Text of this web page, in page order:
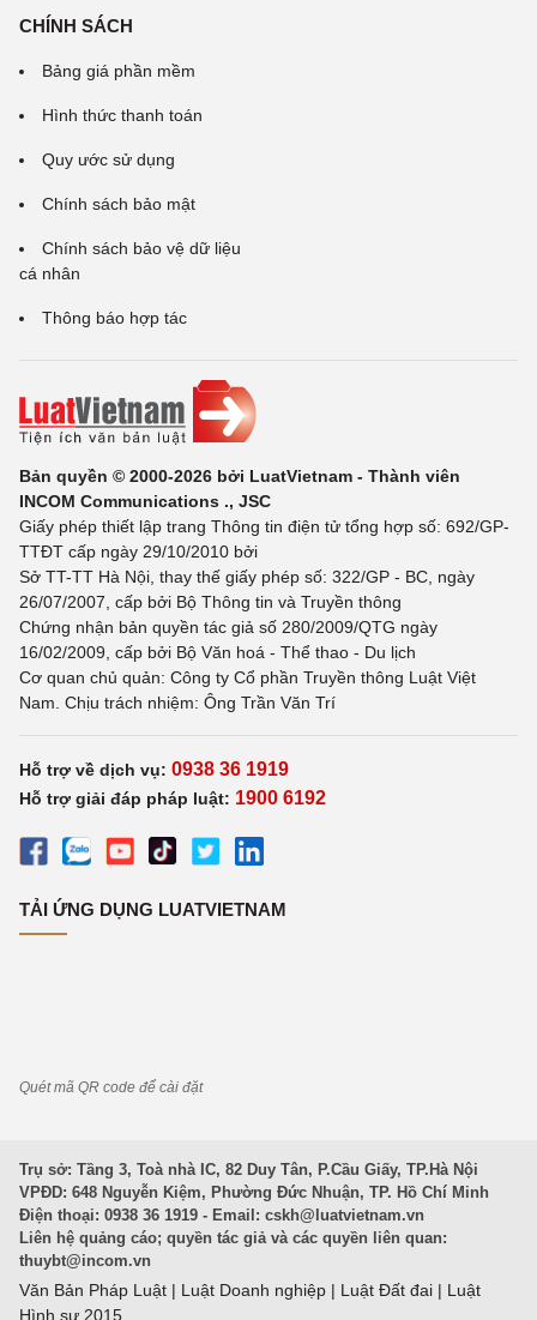
CHÍNH SÁCH
Bảng giá phần mềm
Hình thức thanh toán
Quy ước sử dụng
Chính sách bảo mật
Chính sách bảo vệ dữ liệu
cá nhân
Thông báo hợp tác
Bản quyền © 2000-2026 bởi LuatVietnam - Thành viên
INCOM Communications ., JSC
Giấy phép thiết lập trang Thông tin điện tử tổng hợp số: 692/GP-
TTĐT cấp ngày 29/10/2010 bởi
Sở TT-TT Hà Nội, thay thế giấy phép số: 322/GP - BC, ngày
26/07/2007, cấp bởi Bộ Thông tin và Truyền thông
Chứng nhận bản quyền tác giả số 280/2009/QTG ngày
16/02/2009, cấp bởi Bộ Văn hoá - Thể thao - Du lịch
Cơ quan chủ quản: Công ty Cổ phần Truyền thông Luật Việt
Nam. Chịu trách nhiệm: Ông Trần Văn Trí
Hỗ trợ về dịch vụ: 0938 36 1919
Hỗ trợ giải đáp pháp luật: 1900 6192
TẢI ỨNG DỤNG LUATVIETNAM
Quét mã QR code để cài đặt
Trụ sở: Tầng 3, Toà nhà IC, 82 Duy Tân, P.Cầu Giấy, TP.Hà Nội
VPĐD: 648 Nguyễn Kiệm, Phường Đức Nhuận, TP. Hồ Chí Minh
Điện thoại: 0938 36 1919 - Email: cskh@luatvietnam.vn
Liên hệ quảng cáo; quyền tác giả và các quyền liên quan:
thuybt@incom.vn
Văn Bản Pháp Luật | Luật Doanh nghiệp | Luật Đất đai | Luật
Hình sự 2015